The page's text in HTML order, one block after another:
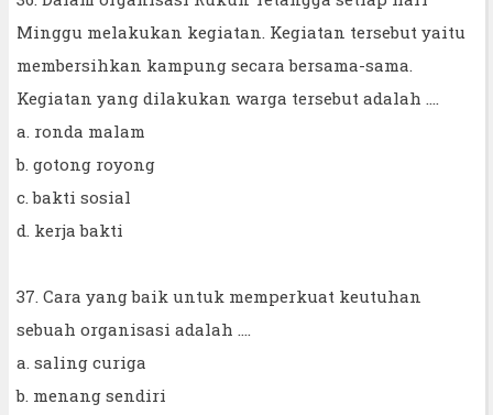
Minggu melakukan kegiatan. Kegiatan tersebut yaitu
membersihkan kampung secara bersama-sama.
Kegiatan yang dilakukan warga tersebut adalah ....
a. ronda malam
b. gotong royong
c. bakti sosial
d. kerja bakti
37. Cara yang baik untuk memperkuat keutuhan
sebuah organisasi adalah ....
a. saling curiga
b. menang sendiri